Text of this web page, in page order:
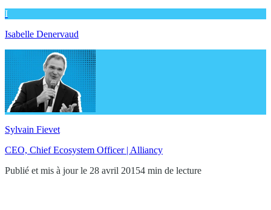
I
Isabelle Denervaud
Sylvain Fievet
CEO, Chief Ecosystem Officer | Alliancy
Publié et mis à jour le 28 avril 20154 min de lecture